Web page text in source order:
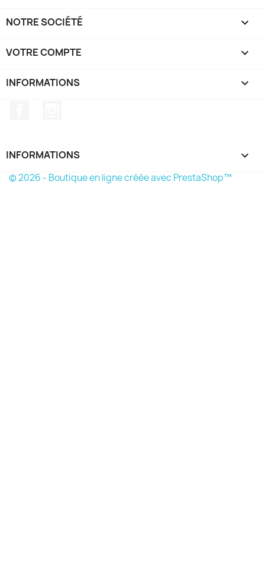
NOTRE SOCIÉTÉ 
VOTRE COMPTE 
INFORMATIONS keyboard_arrow_down
INFORMATIONS 
© 2026 - Boutique en ligne créée avec PrestaShop™